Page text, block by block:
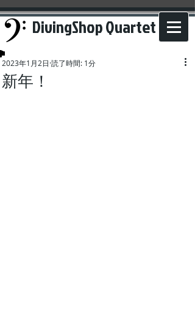
DivingShop Quartet
新年！
2023年1月2日 読了時間: 1分